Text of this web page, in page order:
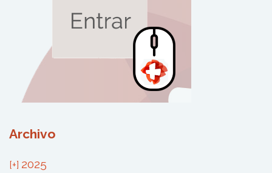
Archivo
2025